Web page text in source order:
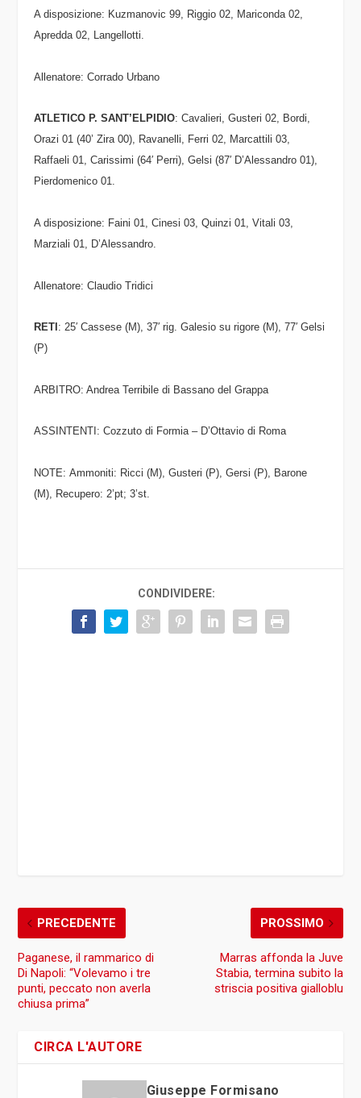
Adisposizione: Kuzmanovic99, Riggio02, Mariconda02,
Apredda02, Langellotti.
Allenatore: Corrado Urbano
ATLETICO P. SANT’ELPIDIO: Cavalieri, Gusteri02, Bordi,
Orazi01(40’ Zira00), Ravanelli, Ferri02, Marcattili03,
Raffaeli01, Carissimi (64′ Perri), Gelsi (87′ D’Alessandro01),
Pierdomenico01.
Adisposizione: Faini01, Cinesi03, Quinzi01, Vitali03,
Marziali01, D’Alessandro.
Allenatore: Claudio Tridici
RETI : 25′ Cassese (M), 37′rig.Galesio su rigore (M), 77′ Gelsi
(P)
ARBITRO: Andrea Terribile di Bassano del Grappa
ASSINTENTI: Cozzuto di Formia – D’Ottavio di Roma
NOTE: Ammoniti: Ricci (M), Gusteri (P), Gersi (P), Barone
(M), Recupero:2’pt; 3’st.
CONDIVIDERE:
PRECEDENTE
Paganese, il rammarico di
Di Napoli: “Volevamo i tre
punti, peccato non averla
chiusa prima”
PROSSIMO
Marras affonda la Juve
Stabia, termina subito la
striscia positiva gialloblu
CIRCA L'AUTORE
Giuseppe Formisano